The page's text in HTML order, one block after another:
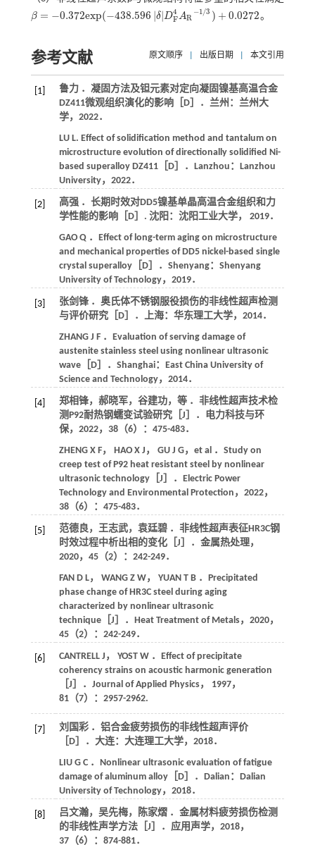
β = −0.372exp(−438.596 |δ| D4
F AR
−1/3 ) + 0.0272
β= -0.372exp(-438.596δDF4AR- 1/3)+0.0272 。
参考文献 原文顺序 出版日期 本文引用
[1]
鲁力 ．凝固方法及钽元素对定向凝固镍基高温合金
DZ411微观组织演化的影响［D］．兰州：兰州大
学， 2022．
LU L. Effect of solidification method and tantalum on
microstructure evolution of directionally solidified Ni-
based superalloy DZ411［D］．Lanzhou：Lanzhou
University， 2022．
[2]
高强 ．长期时效对DD5镍基单晶高温合金组织和力
学性能的影响［D］. 沈阳：沈阳工业大学， 2019．
GAO Q．Effect of long-term aging on microstructure
and mechanical properties of DD5 nickel-based single
crystal superalloy［D］．Shenyang：Shenyang
University of Technology， 2019．
[3]
张剑锋 ．奥氏体不锈钢服役损伤的非线性超声检测
与评价研究［D］．上海：华东理工大学， 2014．
ZHANG J F．Evaluation of serving damage of
austenite stainless steel using nonlinear ultrasonic
wave［D］．Shanghai：East China University of
Science and Technology， 2014．
[4]
郑相锋，郝晓军，谷建功，等 ．非线性超声技术检
测P92耐热钢蠕变试验研究［J］． 电力科技与环
保， 2022， 38（6）：475-483．
ZHENG X F， HAO X J ， GU J G，et al ．Study on
creep test of P92 heat resistant steel by nonlinear
ultrasonic technology［J］．
Electric Power
Technology and Environmental Protection ， 2022，
38（6）：475-483．
[5]
范德良，王志武，袁廷碧 ．非线性超声表征HR3C钢
时效过程中析出相的变化［J］． 金属热处理，
2020， 45（2）：242-249．
FAN D L， WANG Z W， YUAN T B．Precipitated
phase change of HR3C steel during aging
characterized by nonlinear ultrasonic
technique［J］．
Heat Treatment of Metals， 2020，
45（2）：242-249．
[6] CANTRELL J ， YOST W．Effect of precipitate
coherency strains on acoustic harmonic generation
［J］． Journal of Applied Physics， 1997，
81（7）：2957-2962.
[7]
刘国彩 ．铝合金疲劳损伤的非线性超声评价
［D］．大连：大连理工大学， 2018．
LIU G C．Nonlinear ultrasonic evaluation of fatigue
damage of aluminum alloy［D］．Dalian：Dalian
University of Technology， 2018．
[8]
吕文瀚，吴先梅，陈家熠 ．金属材料疲劳损伤检测
的非线性声学方法［J］． 应用声学， 2018，
37（6）：874-881．